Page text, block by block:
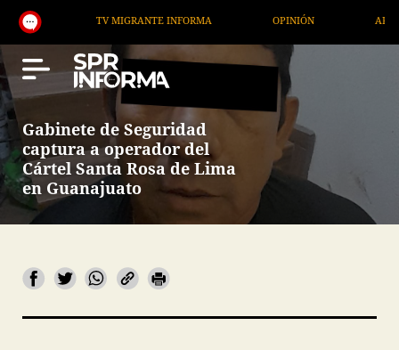
TV MIGRANTE INFORMA ARTÍCULOS
Gabinete de Seguridad
captura a operador del
Cártel Santa Rosa de Lima
en Guanajuato